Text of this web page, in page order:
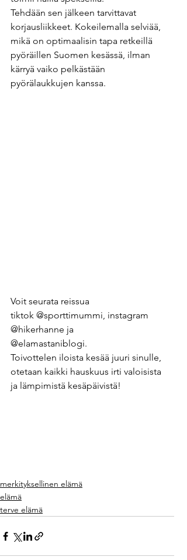
Tehdään sen jälkeen tarvittavat
korjausliikkeet. Kokeilemalla selviää,
mikä on optimaalisin tapa retkeillä
pyöräillen Suomen kesässä, ilman
kärryä vaiko pelkästään
pyörälaukkujen kanssa.
Voit seurata reissua
tiktok @sporttimummi, instagram
@hikerhanne ja
@elamastaniblogi.
Toivottelen iloista kesää juuri sinulle,
otetaan kaikki hauskuus irti valoisista
ja lämpimistä kesäpäivistä!
merkityksellinen elämä
elämä
terve elämä